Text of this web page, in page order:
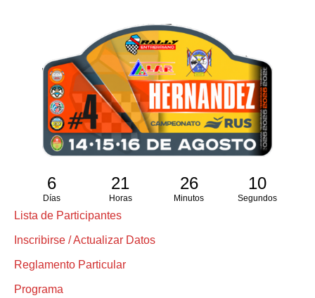
6
Días
21
Horas
26
Minutos
9
Segundos
Lista de Participantes
Inscribirse / Actualizar Datos
Reglamento Particular
Programa